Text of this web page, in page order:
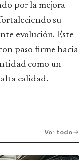
por la mejora
su
evolución. Este
paso firme hacia
como un
calidad.
Ver todo